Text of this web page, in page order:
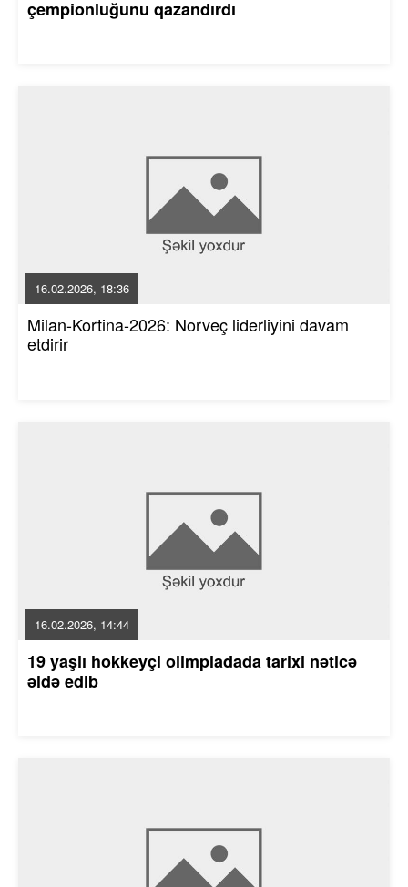
çempionluğunu qazandırdı
16.02.2026, 18:36
Milan-Kortina-2026: Norveç liderliyini davam
etdirir
16.02.2026, 14:44
19 yaşlı hokkeyçi olimpiadada tarixi nəticə
əldə edib